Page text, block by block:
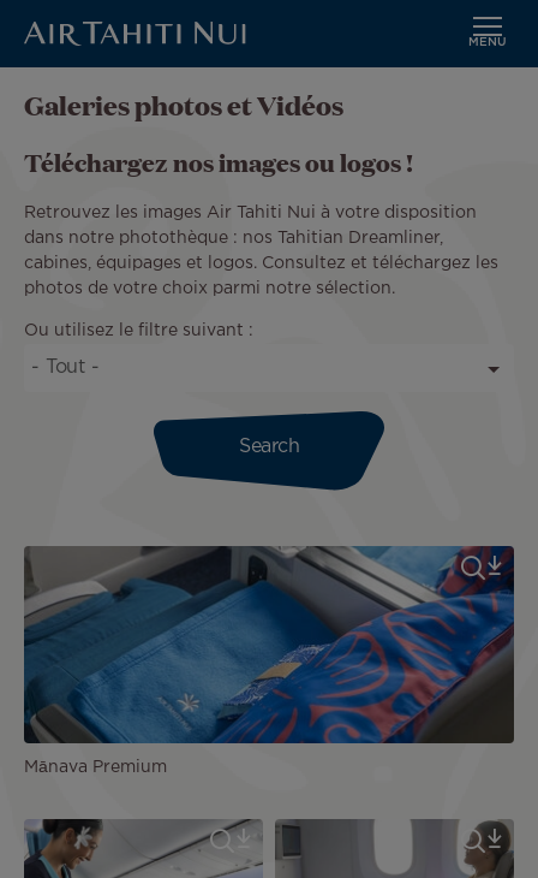
principal
MENU
Galeries photos et Vidéos
Téléchargez nos images ou logos !
Retrouvez les images Air Tahiti Nui à votre disposition
dans notre photothèque : nos Tahitian Dreamliner,
cabines, équipages et logos. Consultez et téléchargez les
photos de votre choix parmi notre sélection.
Ou utilisez le filtre suivant :
Mānava Premium